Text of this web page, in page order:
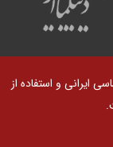
ایرانی و استفاده از